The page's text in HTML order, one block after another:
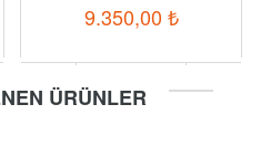
9.350,00 ₺
ÜRÜNLER